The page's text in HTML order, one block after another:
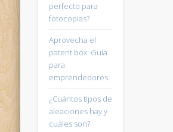
perfecto para
fotocopias?
Aprovecha el
patent box: Guía
para
emprendedores
¿Cuántos tipos de
aleaciones hay y
cuáles son?